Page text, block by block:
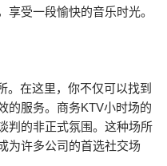
受一段愉快的音乐时光。
。在这里，你不仅可以找到
的服务。商务KTV小时场的
判的非正式氛围。这种场所
为许多公司的首选社交场